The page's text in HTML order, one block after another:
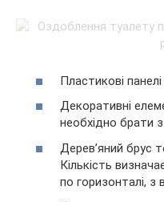
Пластикові
Декоративні
необхідно брати
Дерев’яний брус
Кількість
по горизонталі, з